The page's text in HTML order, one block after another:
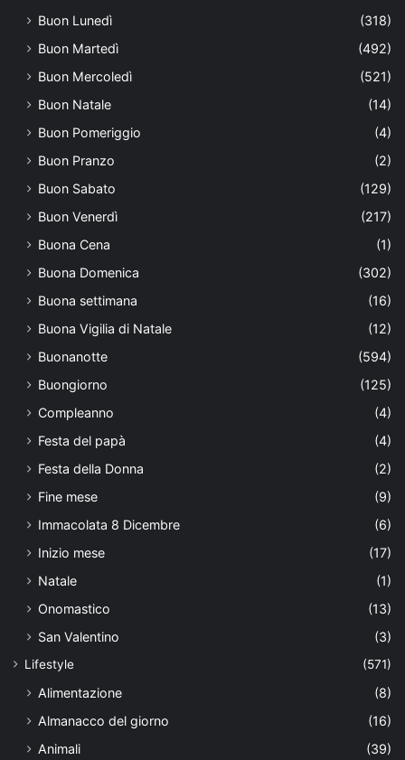
Buon Lunedì
(318)
Buon Martedì
(492)
Buon Mercoledì
(521)
Buon Natale
(14)
Buon Pomeriggio
(4)
Buon Pranzo
(2)
Buon Sabato
(129)
Buon Venerdì
(217)
Buona Cena
(1)
Buona Domenica
(302)
Buona settimana
(16)
Buona Vigilia di Natale
(12)
Buonanotte
(594)
Buongiorno
(125)
Compleanno
(4)
Festa del papà
(4)
Festa della Donna
(2)
Fine mese
(9)
Immacolata 8 Dicembre
(6)
Inizio mese
(17)
Natale
(1)
Onomastico
(13)
San Valentino
(3)
Lifestyle (571)
Alimentazione
(8)
Almanacco del giorno
(16)
Animali
(39)